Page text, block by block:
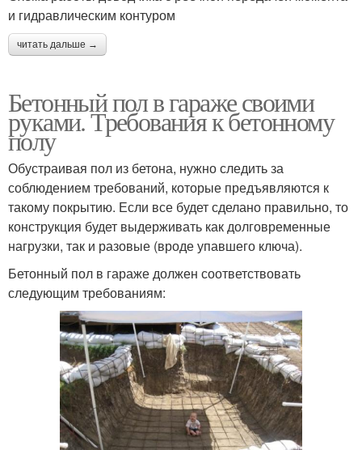
и гидравлическим контуром
читать дальше →
Бетонный пол в гараже своими
руками. Требования к бетонному
полу
Обустраивая пол из бетона, нужно следить за
соблюдением требований, которые предъявляются к
такому покрытию. Если все будет сделано правильно, то
конструкция будет выдерживать как долговременные
нагрузки, так и разовые (вроде упавшего ключа).
Бетонный пол в гараже должен соответствовать
следующим требованиям: